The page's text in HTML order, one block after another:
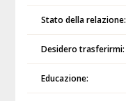
Stato della relazione:
Desidero trasferirmi:
Educazione: